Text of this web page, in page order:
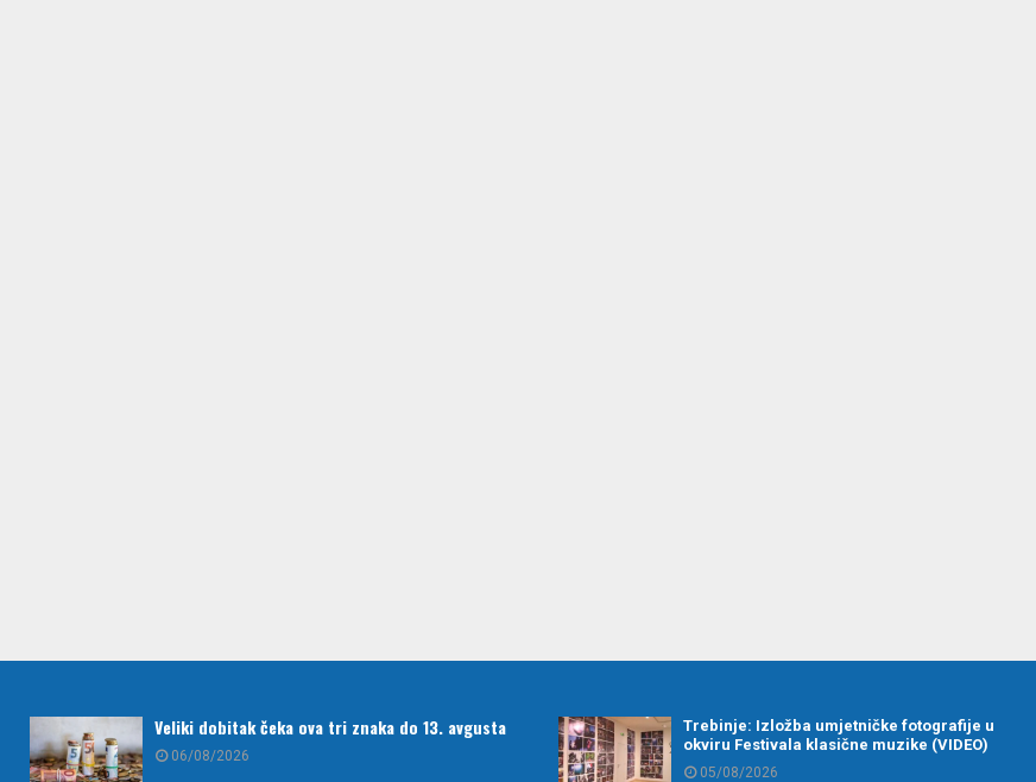
Veliki dobitak čeka ova tri znaka do 13. avgusta
06/08/2026
Trebinje: Izložba umjetničke fotografije u
okviru Festivala klasične muzike (VIDEO)
05/08/2026